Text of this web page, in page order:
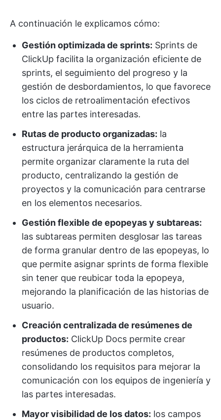
A continuación le explicamos cómo:
Gestión optimizada de sprints: Sprints de
ClickUp facilita la organización eficiente de
sprints, el seguimiento del progreso y la
gestión de desbordamientos, lo que favorece
los ciclos de retroalimentación efectivos
entre las partes interesadas.
Rutas de producto organizadas: la
estructura jerárquica de la herramienta
permite organizar claramente la ruta del
producto, centralizando la gestión de
proyectos y la comunicación para centrarse
en los elementos necesarios.
Gestión flexible de epopeyas y subtareas:
las subtareas permiten desglosar las tareas
de forma granular dentro de las epopeyas, lo
que permite asignar sprints de forma flexible
sin tener que reubicar toda la epopeya,
mejorando la planificación de las historias de
usuario.
Creación centralizada de resúmenes de
productos: ClickUp Docs permite crear
resúmenes de productos completos,
consolidando los requisitos para mejorar la
comunicación con los equipos de ingeniería y
las partes interesadas.
Mayor visibilidad de los datos: los campos